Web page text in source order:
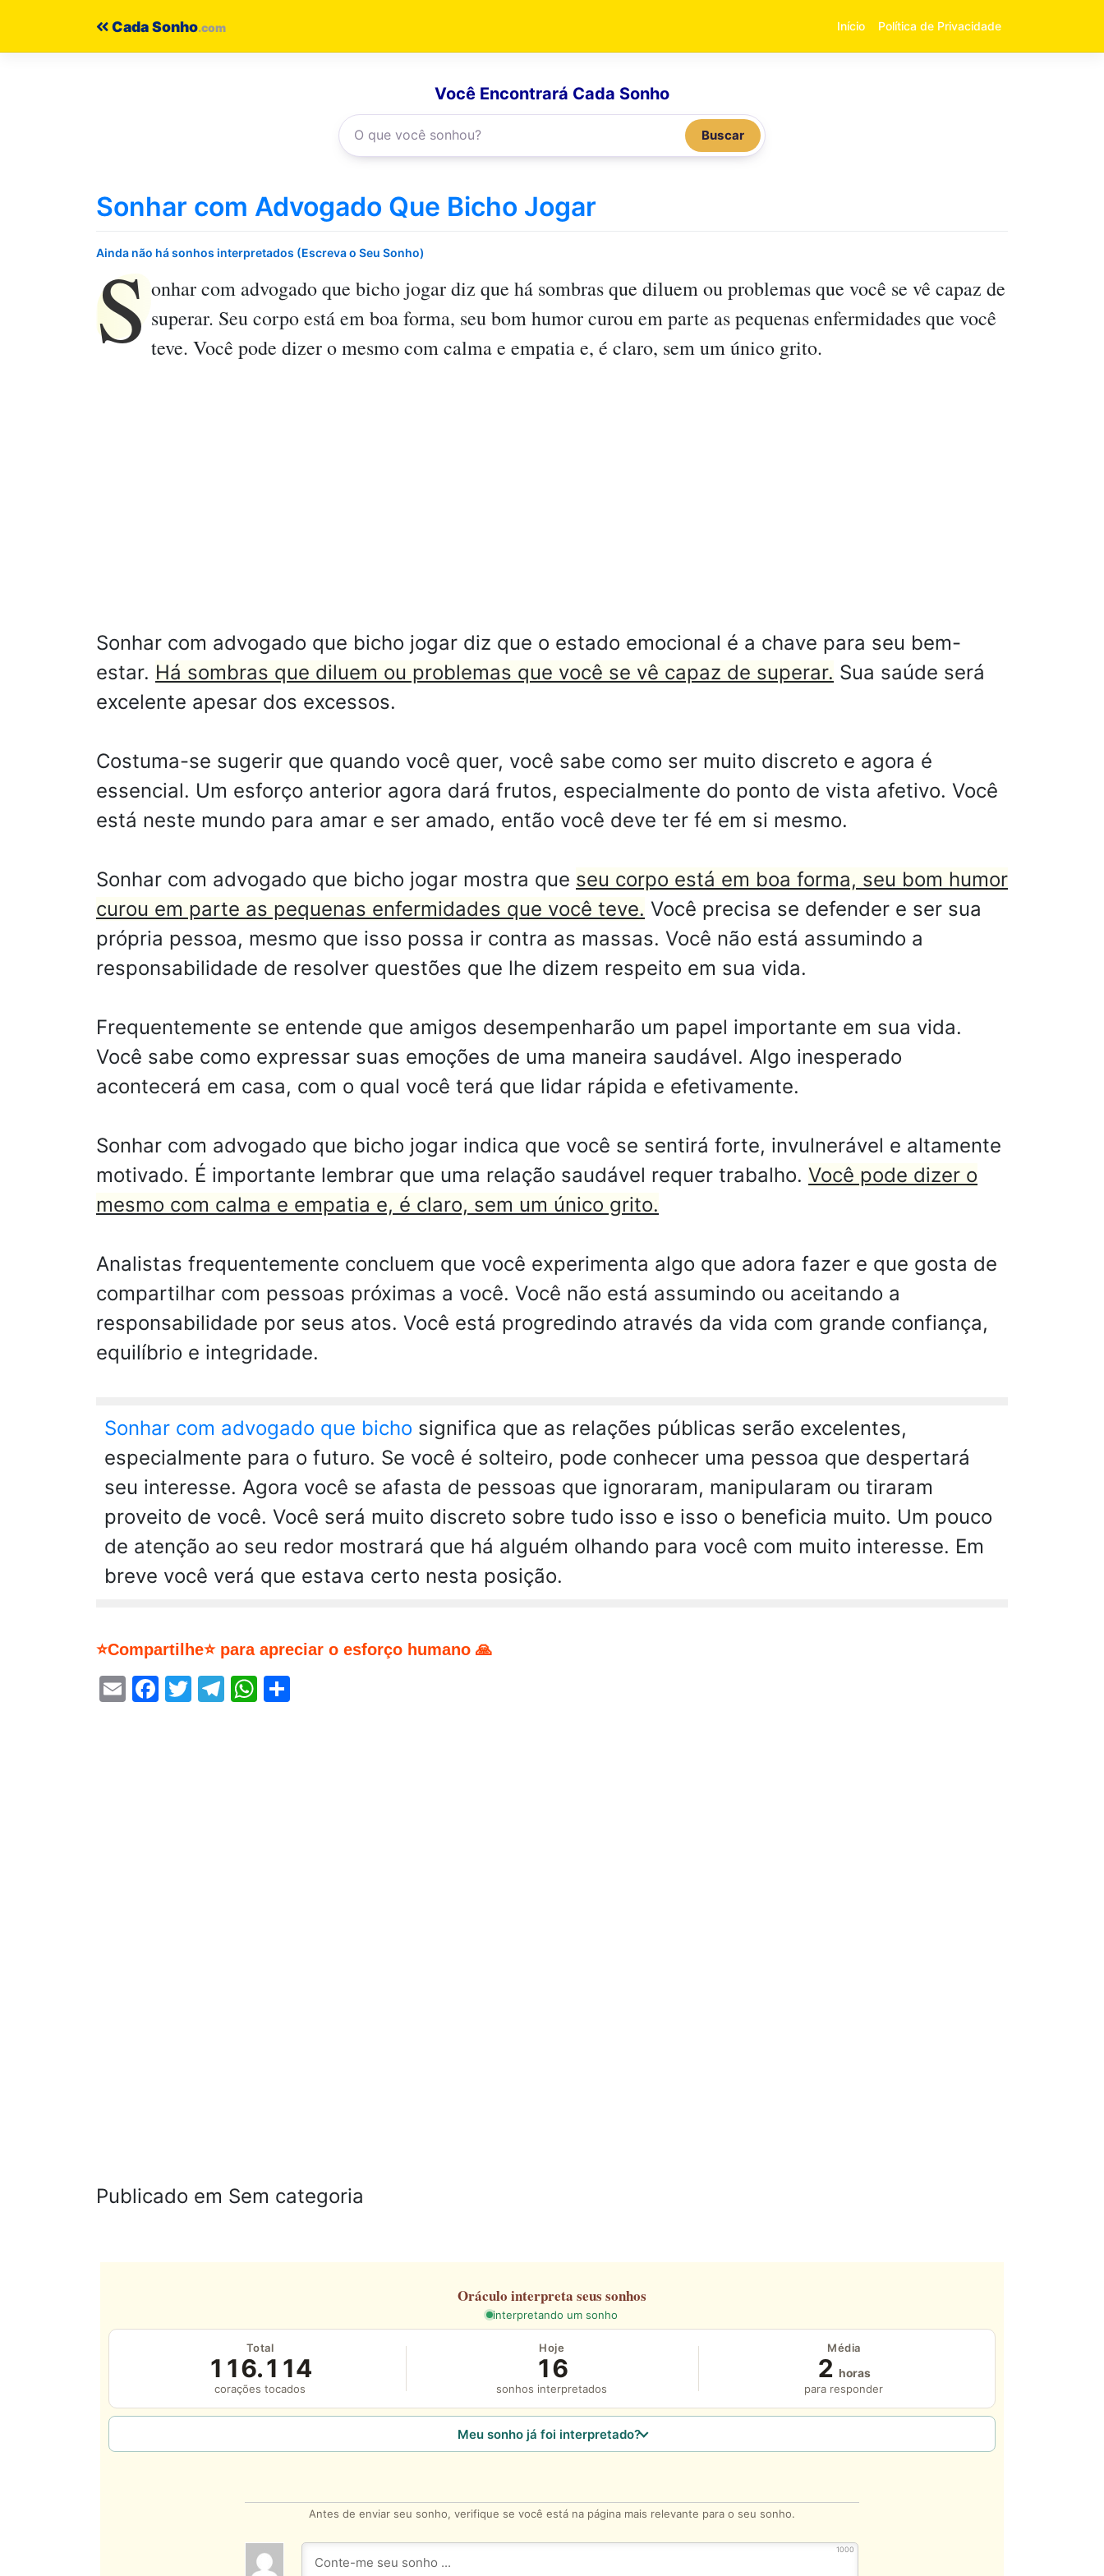
Cada Sonho Início Política de Privacidade
Você Encontrará Cada Sonho
Buscar
Sonhar com Advogado Que Bicho Jogar
Ainda não há sonhos interpretados (Escreva o Seu Sonho)
S onhar com advogado que bicho jogardiz que há sombras que diluem ou problemas que você se vê capaz de
superar. Seu corpo está em boa forma, seu bom humor curou em parte as pequenas enfermidades que você
teve. Você pode dizer o mesmo com calma e empatia e, é claro, sem um único grito.
Sonhar com advogado que bicho jogar diz que o estado emocional é a chave para seu bem-
estar. Há sombras que diluem ou problemas que você se vê capaz de superar. Sua saúde será
excelente apesar dos excessos.
Costuma-se sugerir que quando você quer, você sabe como ser muito discreto e agora é
essencial. Um esforço anterior agora dará frutos, especialmente do ponto de vista afetivo. Você
está neste mundo para amar e ser amado, então você deve ter fé em si mesmo.
Sonhar com advogado que bicho jogar mostra que seu corpo está em boa forma, seu bom humor
curou em parte as pequenas enfermidades que você teve. Você precisa se defender e ser sua
própria pessoa, mesmo que isso possa ir contra as massas. Você não está assumindo a
responsabilidade de resolver questões que lhe dizem respeito em sua vida.
Frequentemente se entende que amigos desempenharão um papel importante em sua vida.
Você sabe como expressar suas emoções de uma maneira saudável. Algo inesperado
acontecerá em casa, com o qual você terá que lidar rápida e efetivamente.
Sonhar com advogado que bicho jogar indica que você se sentirá forte, invulnerável e altamente
motivado. É importante lembrar que uma relação saudável requer trabalho. Você pode dizer o
mesmo com calma e empatia e, é claro, sem um único grito.
Analistas frequentemente concluem que você experimenta algo que adora fazer e que gosta de
compartilhar com pessoas próximas a você. Você não está assumindo ou aceitando a
responsabilidade por seus atos. Você está progredindo através da vida com grande confiança,
equilíbrio e integridade.
Sonhar com advogado que bicho significa que as relações públicas serão excelentes,
especialmente para o futuro. Se você é solteiro, pode conhecer uma pessoa que despertará
seu interesse. Agora você se afasta de pessoas que ignoraram, manipularam ou tiraram
proveito de você. Você será muito discreto sobre tudo isso e isso o beneficia muito. Um pouco
de atenção ao seu redor mostrará que há alguém olhando para você com muito interesse. Em
breve você verá que estava certo nesta posição.
⭐Compartilhe⭐ para apreciar o esforço humano 🙏
EmailFacebook
Twitter
Telegram
WhatsApp
Publicado em Sem categoria
Oráculo interpreta seus sonhos
interpretando um sonho
Total
116.114
corações tocados
Hoje
16
sonhos interpretados
Média
2 horas
para responder
Meu sonho já foi interpretado?
Antes de enviar seu sonho, verifique se você está na página mais relevante para o seu sonho.
1000